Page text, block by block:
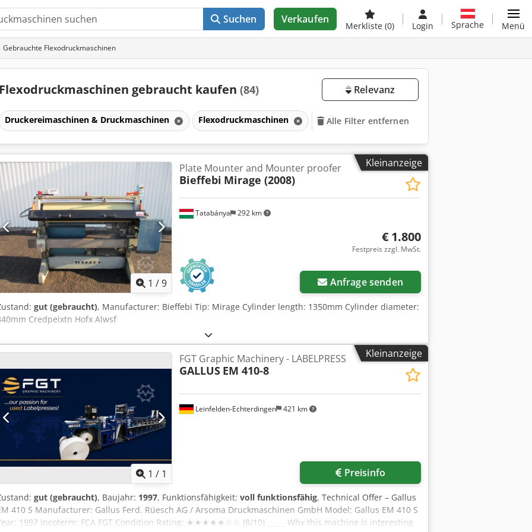
Suchen Verkaufen
Merkliste (0) Login Sprache Menü
Gebrauchte Flexodruckmaschinen
Flexodruckmaschinen gebraucht kaufen (84) Relevanz
Druckereimaschinen & Druckmaschinen Flexodruckmaschinen Alle Filter entfernen
Kleinanzeige
1 /9
Tatabánya 292 km
Plate Mounter and Mounter proofer
Bieffebi Mirage (2008)
€ 1.800
Festpreis zzgl. MwSt.
Anfrage senden
gut (gebraucht), Manufacturer: Bieffebi Tip: Mirage Cylinder length: 1350mm Cylinder diameter:
Credpeixtn Hofx Alwsf
Kleinanzeige
1 / 1
Leinfelden-Echterdingen 421 km
FGT Graphic Machinery - LABELPRESS
GALLUS EM 410-8
Preisinfo
gut (gebraucht), Baujahr: 1997, Funktionsfähigkeit: voll funktionsfähig, Technical Offer – Gallus
410 S Manufacturer: Gallus Ferd. Rüesch AG / Arsoma Druckmaschinen GmbH Model: Gallus EM 410 S
1997 Incoterm: FCA FGT Condition Rating: ★★★★★☆☆ (8/10) _____ Why this machine is interesting